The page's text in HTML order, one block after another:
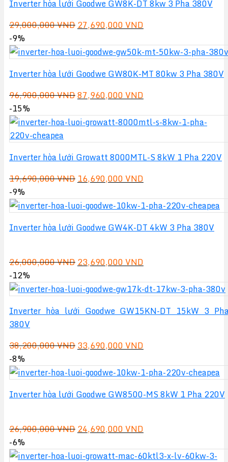
24,690,000 VND.
Inverter hòa lưới Goodwe GW8K-DT 8kw 3 Pha 380V
29,000,000VNDGiá
là:
27,690,000VND
tại
27,690,000 VND.
-9%
Inverter hòa lưới Goodwe GW80K-MT 80kw 3 Pha 380V
96,900,000VNDGiá
là:
87,960,000VND
tại
-15%
Inverter hòa lưới Growatt 8000MTL-S 8kW 1 Pha 220V
19,690,000VND Giá
là:
16,690,000VND
tại
16,690,000 VND.
-9%
Inverter hòa lưới Goodwe GW4K-DT 4kW 3 Pha 380V
26,000,000VNDGiá
là:
23,690,000VND
tại
23,690,000 VND.
-12%
Inverter hòa lưới Goodwe GW15KN-DT 15kW 3
380V
38,200,000VNDGiá
là:
33,690,000VND
tại
33,690,000 VND.
-8%
Inverter hòa lưới Goodwe GW8500-MS 8kW 1 Pha 220V
26,900,000VNDGiá
là:
24,690,000VND
tại
-6%